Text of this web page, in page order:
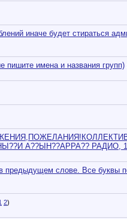
иначе будет стираться
имена и названия групп)
А??ЫН??АРРА?? РАДИО,
предыдущем слове. Все
2)